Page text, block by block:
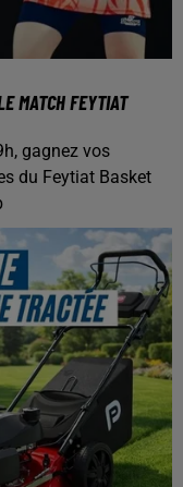
MATCH FEYTIAT
gagnez vos
du Feytiat Basket